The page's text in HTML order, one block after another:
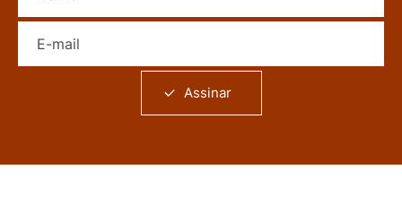
Assinar